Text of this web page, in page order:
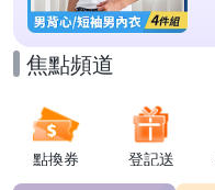
焦點頻道
點換券 登記送